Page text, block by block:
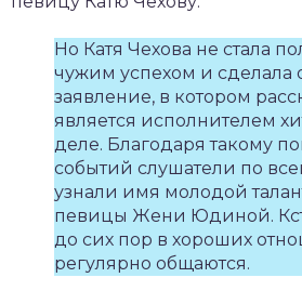
Но Катя Чехова не стала
чужим успехом и сделала
заявление, в котором
является исполнителем
деле. Благодаря такому
событий слушатели по
узнали имя молодой
певицы Жени Юдиной.
до сих пор в хороших
регулярно общаются.